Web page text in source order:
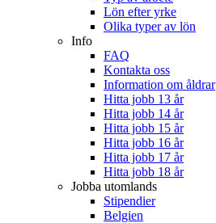
Lön efter yrke
Olika typer av lön
Info
FAQ
Kontakta oss
Information om åldrar
Hitta jobb 13 år
Hitta jobb 14 år
Hitta jobb 15 år
Hitta jobb 16 år
Hitta jobb 17 år
Hitta jobb 18 år
Jobba utomlands
Stipendier
Belgien